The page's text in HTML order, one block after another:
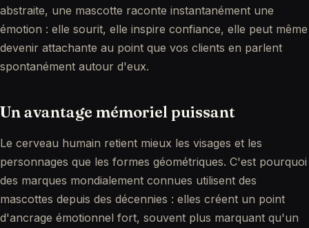
abstraite, une mascotte raconte instantanément une
émotion : elle sourit, elle inspire confiance, elle peut même
devenir attachante au point que vos clients en parlent
spontanément autour d'eux.
Un avantage mémoriel puissant
Le cerveau humain retient mieux les visages et les
personnages que les formes géométriques. C'est pourquoi
des marques mondialement connues utilisent des
mascottes depuis des décennies : elles créent un point
d'ancrage émotionnel fort, souvent plus marquant qu'un